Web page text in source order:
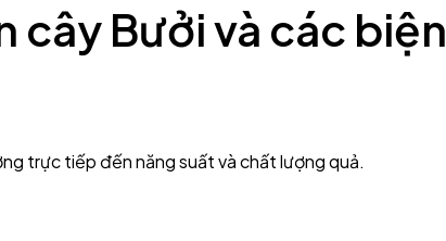
cây Bưởi và các biện
trực tiếp đến năng suất và chất lượng quả.